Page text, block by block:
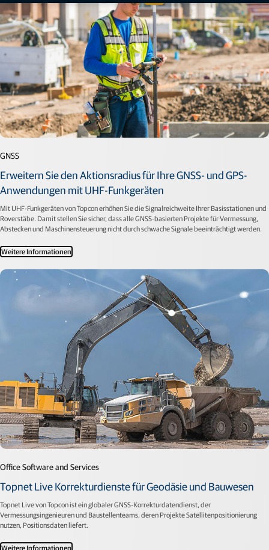
GNSS
Erweitern Sie den Aktionsradius für Ihre GNSS- und GPS-
Anwendungen mit UHF-Funkgeräten
Mit UHF-Funkgeräten von Topcon erhöhen Sie die Signalreichweite Ihrer Basisstationen und
Roverstäbe. Damit stellen Sie sicher, dass alle GNSS-basierten Projekte für Vermessung,
Abstecken und Maschinensteuerung nicht durch schwache Signale beeinträchtigt werden.
Weitere Informationen
Office Software and Services
Topnet Live Korrekturdienste für Geodäsie und Bauwesen
Topnet Live von Topcon ist ein globaler GNSS-Korrekturdatendienst, der
Vermessungsingenieuren und Baustellenteams, deren Projekte Satellitenpositionierung
nutzen, Positionsdaten liefert.
Weitere Informationen